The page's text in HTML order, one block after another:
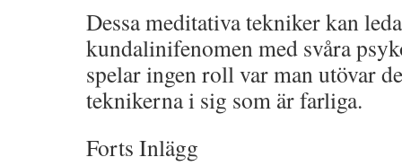
Dessa meditativa tekniker kan
kundalinifenomen med svåra
spelar ingen roll var man utövar
teknikerna i sig som är farliga.
Forts Inlägg